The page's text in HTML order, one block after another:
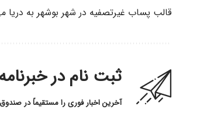
قالب پساب غیرتصفیه در شهر بوشهر به دریا
ثبت نام در خبرنامه
آخرین اخبار فوری را مستقیماً در